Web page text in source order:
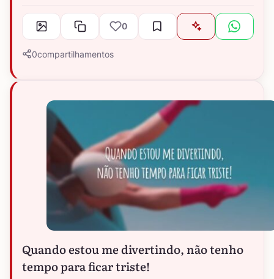
0
0compartilhamentos
Quando estou me divertindo, não tenho
tempo para ficar triste!